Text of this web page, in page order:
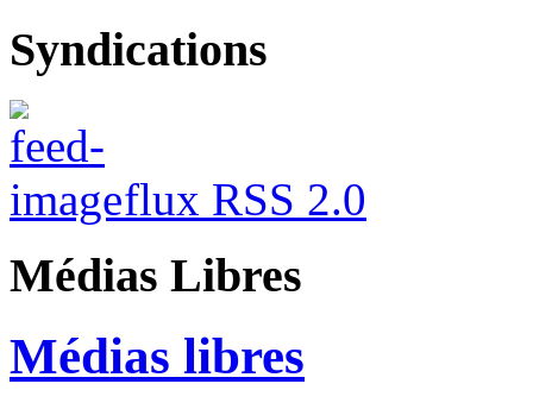
Syndications
flux RSS 2.0
Médias Libres
Médias libres